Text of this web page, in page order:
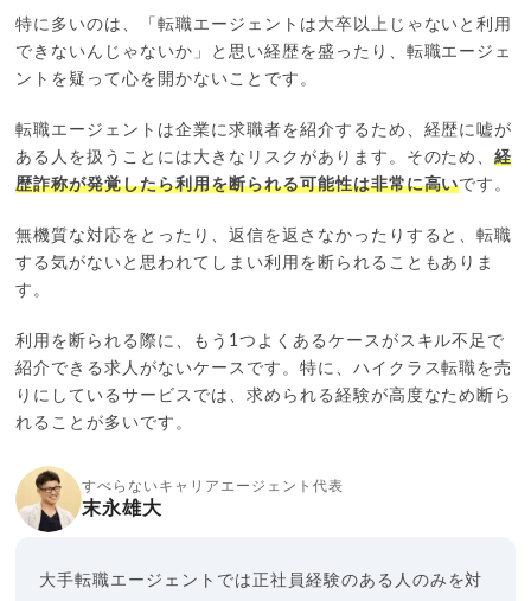
特に多いのは、「転職エージェントは大卒以上じゃないと利用
できないんじゃないか」と思い経歴を盛ったり、転職エージェ
ントを疑って心を開かないことです。
転職エージェントは企業に求職者を紹介するため、経歴に嘘が
ある人を扱うことには大きなリスクがあります。そのため、経
歴詐称が発覚したら利用を断られる可能性は非常に高いです。
無機質な対応をとったり、返信を返さなかったりすると、転職
する気がないと思われてしまい利用を断られることもありま
す。
利用を断られる際に、もう1つよくあるケースがスキル不足で
紹介できる求人がないケースです。特に、ハイクラス転職を売
りにしているサービスでは、求められる経験が高度なため断ら
れることが多いです。
すべらないキャリアエージェント代表
末永雄大
大手転職エージェントでは正社員経験のある人のみを対